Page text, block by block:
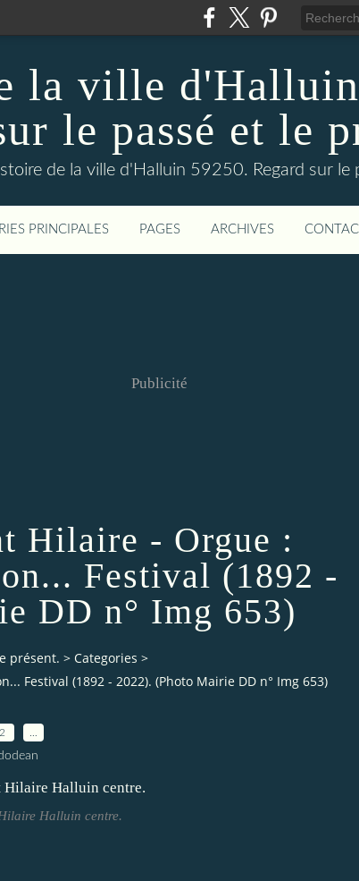
la ville
le passé et le
de la ville d'Halluin 59250. Regard sur le
PRINCIPALES PAGES ARCHIVES
Publicité
Hilaire - Orgue :
Festival (1892 -
DD n° Img 653)
présent. > Categories >
Festival (1892 - 2022). (Photo Mairie DD n° Img 653)
Halluin centre.